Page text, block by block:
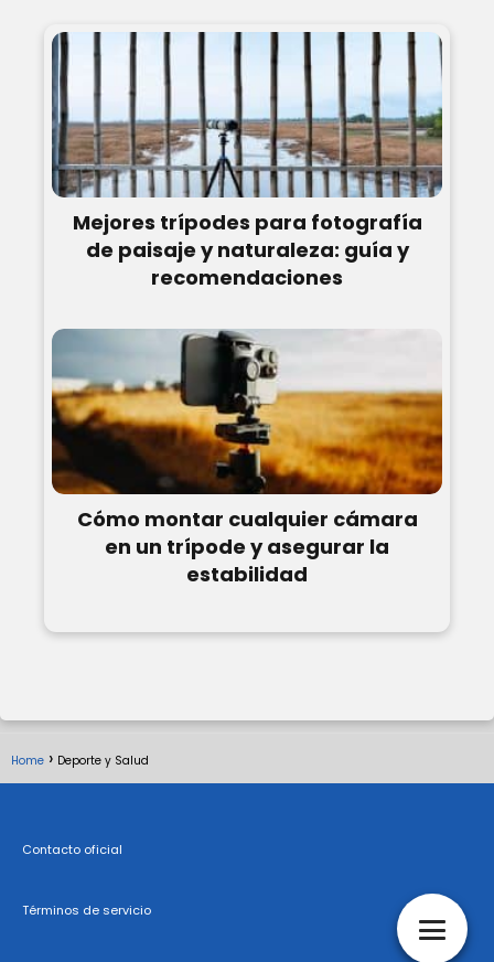
Mejores trípodes para fotografía
de paisaje y naturaleza: guía y
recomendaciones
Cómo montar cualquier cámara
en un trípode y asegurar la
estabilidad
Home Deporte y Salud
Contacto oficial
Términos de servicio